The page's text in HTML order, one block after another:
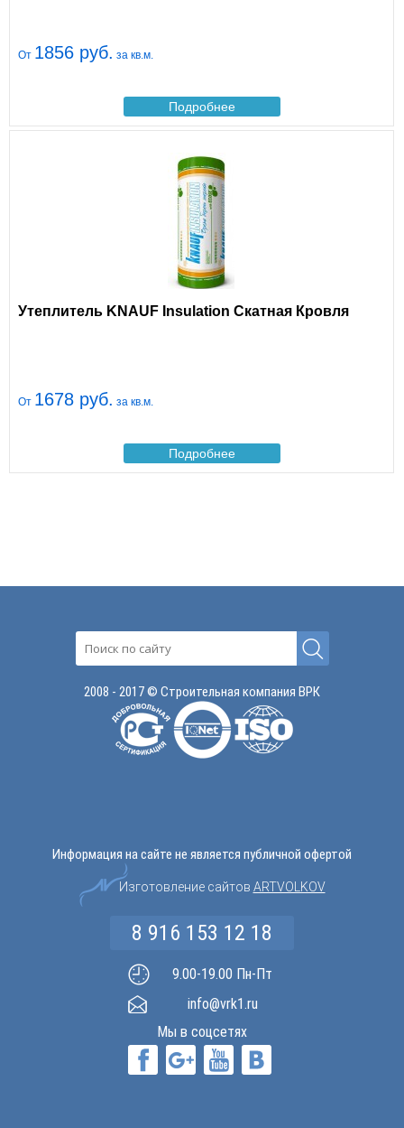
От 1856 руб. за кв.м.
Подробнее
Утеплитель KNAUF Insulation Скатная Кровля
От 1678 руб. за кв.м.
Подробнее
2008 - 2017 © Строительная компания ВРК
Информация на сайте не является публичной офертой
Изготовление сайтов ARTVOLKOV
8 916 153 12 18
9.00-19.00 Пн-Пт
info@vrk1.ru
Мы в соцсетях